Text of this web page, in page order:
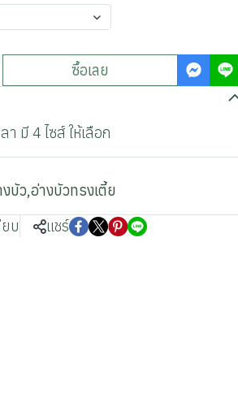
ซื้อเลย
มี 4 ไซส์ ให้เลือก
งบัว,อ่างบัวทรงเตี้ย
บ แชร์